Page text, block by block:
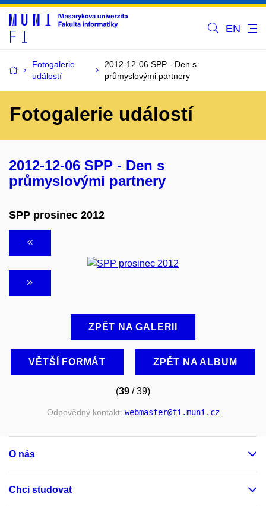
EN
Fotogalerie
událostí
2012-12-06 SPP - Den s
průmyslovými partnery
Fotogalerie událostí
2012-12-06 SPP - Den s
průmyslovými partnery
SPP prosinec 2012
ZPĚT NA GALERII
VĚTŠÍ FORMÁT ZPĚT NA ALBUM
(39 / 39)
Odpovědný kontakt: webmaster@fi.muni.cz
O nás
Chci studovat